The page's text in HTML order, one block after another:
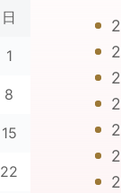
日
1
8
15
22